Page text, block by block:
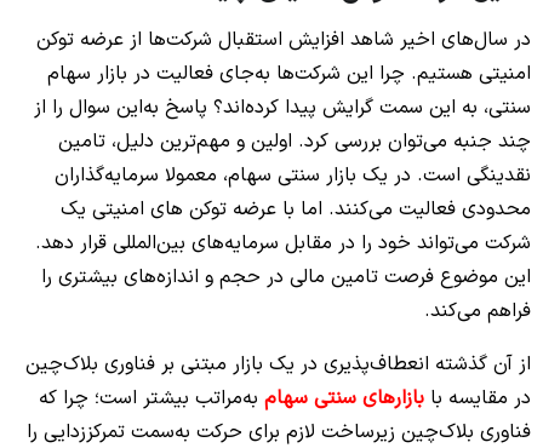
در سال‌های اخیر شاهد افزایش استقبال شرکت‌ها از عرضه توکن
امنیتی هستیم. چرا این شرکت‌ها به‌جای فعالیت در بازار سهام
سنتی، به‌ این سمت گرایش پیدا کرده‌اند؟ پاسخ به‌این سوال را از
چند جنبه می‌توان بررسی کرد. اولین و مهم‌ترین دلیل، تامین
نقدینگی است. در یک بازار سنتی سهام، معمولا سرمایه‌گذاران
محدودی فعالیت می‌کنند. اما با عرضه توکن‌ های امنیتی یک
شرکت می‌تواند خود را در مقابل سرمایه‌های بین‌المللی قرار دهد.
این موضوع فرصت تامین مالی در حجم و اندازه‌های بیشتری را
فراهم می‌کند.
از آن گذشته انعطاف‌پذیری در یک بازار مبتنی بر فناوری بلاک‌چین
در مقایسه با بازارهای سنتی سهام به‌مراتب بیشتر است؛ چرا که
فناوری بلاک‌چین زیرساخت لازم برای حرکت به‌سمت تمرکززدایی را